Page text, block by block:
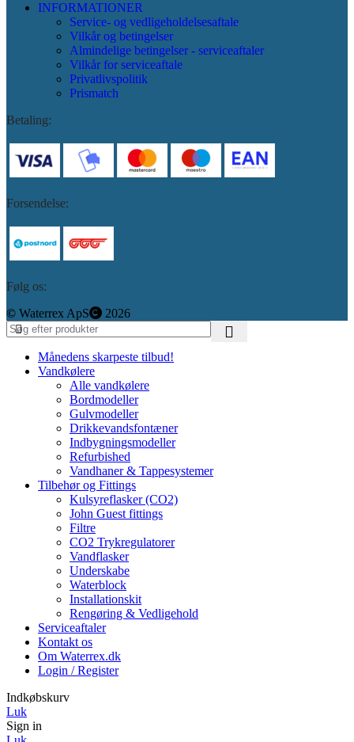
INFORMATIONER
Service- og vedligeholdelsesaftale
Vilkår og betingelser
Almindelige betingelser - serviceaftaler
Vilkår for serviceaftale
Privatlivspolitik
Prismatch
Betaling:
Forsendelse:
Følg os:
©️ Waterrex ApS 2026
Månedens skarpeste tilbud!
Vandkølere
Alle vandkølere
Bordmodeller
Gulvmodeller
Drikkevandsfontæner
Indbygningsmodeller
Refurbished
Vandhaner & Tappesystemer
Tilbehør og Fittings
Kulsyreflasker (CO2)
John Guest fittings
Filtre
CO2 Trykregulatorer
Vandflasker
Underskabe
Waterblock
Installationskit
Rengøring & Vedligehold
Serviceaftaler
Kontakt os
Om Waterrex.dk
Login / Register
Indkøbskurv
Luk
Sign in